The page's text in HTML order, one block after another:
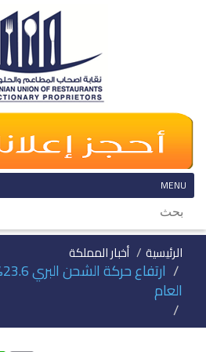
MENU
الرئيسية أخبار المملكة
العام